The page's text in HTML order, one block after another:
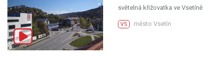
světelná křižovatka ve Vsetíně
VS město Vsetín